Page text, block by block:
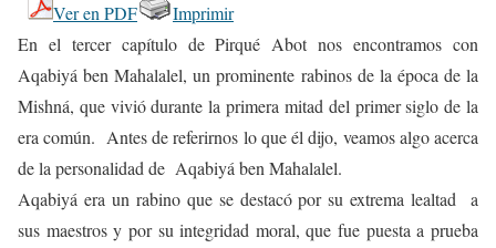
Ver en PDF
Imprimir
En el tercer capítulo de Pirqué Abot nos encontramos con
Aqabiyá ben Mahalalel, un prominente rabinos de la época de la
Mishná, que vivió durante la primera mitad del primer siglo de la
era común. Antes de referirnos lo que él dijo, veamos algo acerca
de la personalidad de Aqabiyá ben Mahalalel.
Aqabiyá era un rabino que se destacó por su extrema lealtad a
sus maestros y por su integridad moral, que fue puesta a prueba